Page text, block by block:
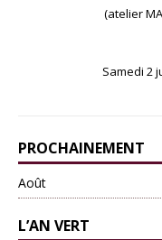
(atelier
Samedi 2
PROCHAINEMENT
Août
L’AN VERT